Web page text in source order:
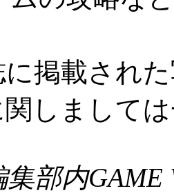
に掲載され
しまして
部内GAME